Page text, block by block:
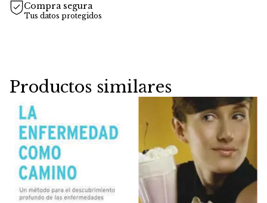
Compra segura
Tus datos protegidos
Productos similares